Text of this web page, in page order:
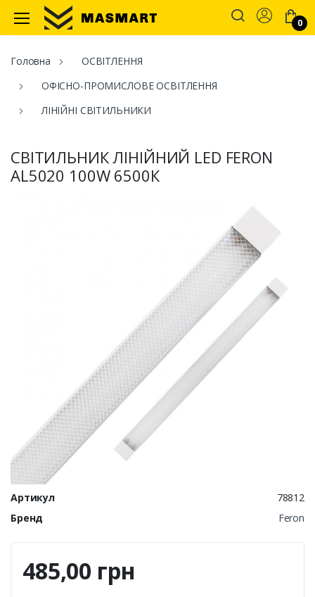
Masmart
Account
0
Головна
ОСВІТЛЕННЯ
ОФІСНО-ПРОМИСЛОВЕ ОСВІТЛЕННЯ
ЛІНІЙНІ СВІТИЛЬНИКИ
СВІТИЛЬНИК ЛІНІЙНИЙ LED FERON
AL5020 100W 6500К
Артикул
78812
Бренд
Feron
485,00 грн